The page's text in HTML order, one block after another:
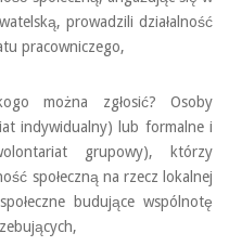
prowadzili działalność
pracowniczego,
można zgłosić? Osoby
indywidualny) lub formalne i
grupowy), którzy
społeczną na rzecz lokalnej
budujące wspólnotę